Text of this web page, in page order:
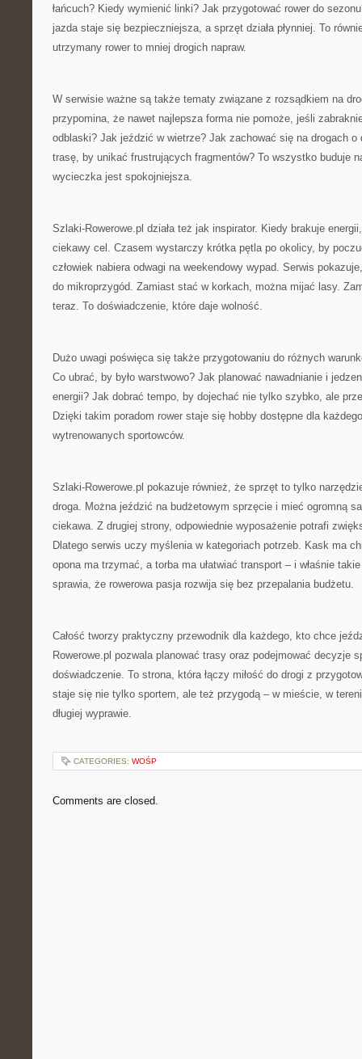
łańcuch? Kiedy wymienić linki? Jak przygotować rower do
jazda staje się bezpieczniejsza, a sprzęt działa płynniej. To
utrzymany rower to mniej drogich napraw.
W serwisie ważne są także tematy związane z rozsądkiem na
przypomina, że nawet najlepsza forma nie pomoże, jeśli
odblaski? Jak jeździć w wietrze? Jak zachować się na drogach o
trasę, by unikać frustrujących fragmentów? To wszystko buduje
wycieczka jest spokojniejsza.
Szlaki-Rowerowe.pl działa też jak inspirator. Kiedy brakuje
ciekawy cel. Czasem wystarczy krótka pętla po okolicy, by
człowiek nabiera odwagi na weekendowy wypad. Serwis
do mikroprzygód. Zamiast stać w korkach, można mijać lasy.
teraz. To doświadczenie, które daje wolność.
Dużo uwagi poświęca się także przygotowaniu do różnych
Co ubrać, by było warstwowo? Jak planować nawadnianie i
energii? Jak dobrać tempo, by dojechać nie tylko szybko, ale
Dzięki takim poradom rower staje się hobby dostępne dla
wytrenowanych sportowców.
Szlaki-Rowerowe.pl pokazuje również, że sprzęt to tylko
droga. Można jeździć na budżetowym sprzęcie i mieć ogromną
ciekawa. Z drugiej strony, odpowiednie wyposażenie potrafi
Dlatego serwis uczy myślenia w kategoriach potrzeb. Kask ma
opona ma trzymać, a torba ma ułatwiać transport – i właśnie
sprawia, że rowerowa pasja rozwija się bez przepalania budżetu.
Całość tworzy praktyczny przewodnik dla każdego, kto chce
Rowerowe.pl pozwala planować trasy oraz podejmować decyzje
doświadczenie. To strona, która łączy miłość do drogi z
staje się nie tylko sportem, ale też przygodą – w mieście, w
długiej wyprawie.
CATEGORIES: WOŚP
Comments are closed.